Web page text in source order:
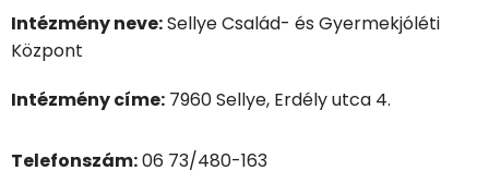
E-ÜGYINTÉZÉS
KÉPGALÉRIA
Intézmény neve:Sellye Család- és Gyermekjóléti
Központ
Intézmény címe: 7960 Sellye, Erdély utca 4.
Telefonszám:06 73/480-163